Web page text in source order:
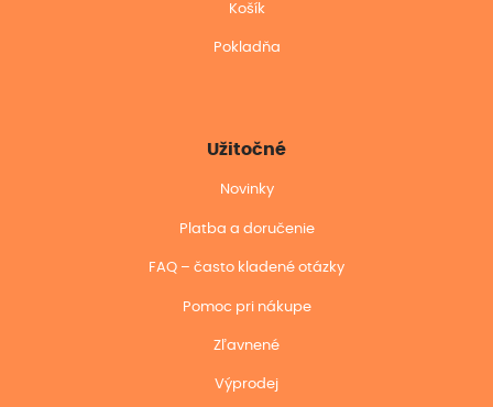
Košík
Pokladňa
Užitočné
Novinky
Platba a doručenie
FAQ – často kladené otázky
Pomoc pri nákupe
Zľavnené
Výprodej